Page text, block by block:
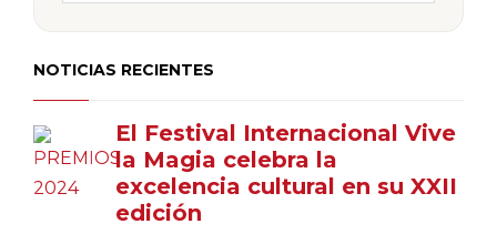
NOTICIAS RECIENTES
El Festival Internacional Vive
la Magia celebra la
excelencia cultural en su XXII
edición